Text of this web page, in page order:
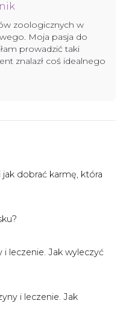
zoologicznych w
Moja pasja do
prowadzić taki
znalazł coś idealnego
dobrać karmę, która
leczenie. Jak wyleczyć
i leczenie. Jak